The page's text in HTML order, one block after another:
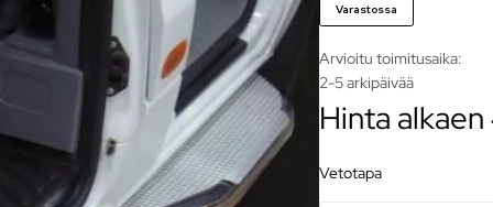
Varastossa
Arvioitu toimitusaika:
2-5 arkipäivää
Hinta
vetotapa